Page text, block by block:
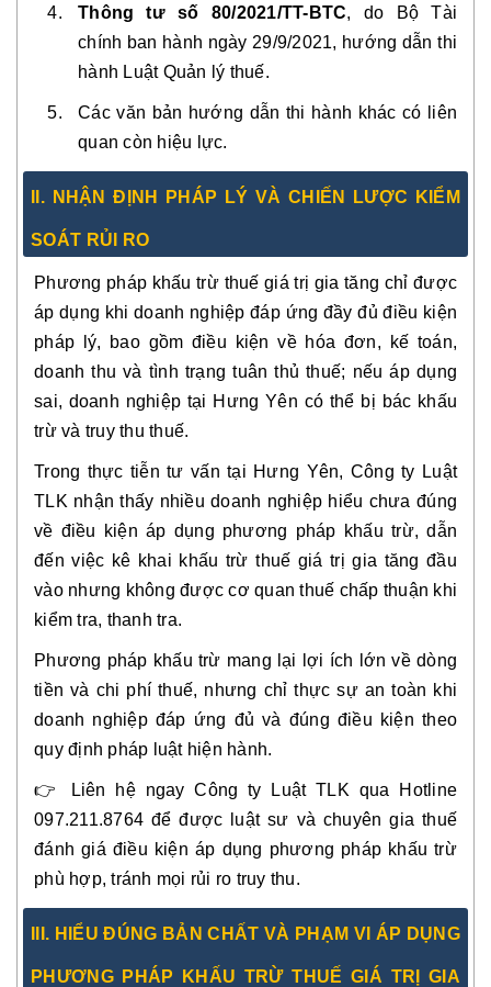
Thông tư số 80/2021/TT-BTC, do Bộ Tài
chính ban hành ngày 29/9/2021, hướng dẫn thi
hành Luật Quản lý thuế.
Các văn bản hướng dẫn thi hành khác có liên
quan còn hiệu lực.
II. NHẬN ĐỊNH PHÁP LÝ VÀ CHIẾN LƯỢC KIỂM
SOÁT RỦI RO
Phương pháp khấu trừ thuế giá trị gia tăng chỉ được
áp dụng khi doanh nghiệp đáp ứng đầy đủ điều kiện
pháp lý, bao gồm điều kiện về hóa đơn, kế toán,
doanh thu và tình trạng tuân thủ thuế; nếu áp dụng
sai, doanh nghiệp tại Hưng Yên có thể bị bác khấu
trừ và truy thu thuế.
Trong thực tiễn tư vấn tại Hưng Yên, Công ty Luật
TLK nhận thấy nhiều doanh nghiệp hiểu chưa đúng
về điều kiện áp dụng phương pháp khấu trừ, dẫn
đến việc kê khai khấu trừ thuế giá trị gia tăng đầu
vào nhưng không được cơ quan thuế chấp thuận khi
kiểm tra, thanh tra.
Phương pháp khấu trừ mang lại
lợi ích lớn về dòng
tiền và chi phí thuế, nhưng chỉ thực sự an toàn khi
doanh nghiệp đáp ứng đủ và đúng điều kiện theo
quy định pháp luật hiện hành.
👉
Liên hệ ngay Công ty Luật TLK qua Hotline
097.211.8764 để được luật sư và chuyên gia thuế
đánh giá điều kiện áp dụng phương pháp khấu trừ
phù hợp, tránh mọi rủi ro truy thu.
III. HIỂU ĐÚNG BẢN CHẤT VÀ PHẠM VI ÁP DỤNG
PHƯƠNG PHÁP KHẤU TRỪ THUẾ GIÁ TRỊ GIA